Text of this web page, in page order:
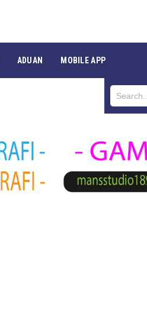
ADUAN MOBILE APP